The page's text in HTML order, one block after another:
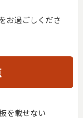
お過ごしくださ
を載せない